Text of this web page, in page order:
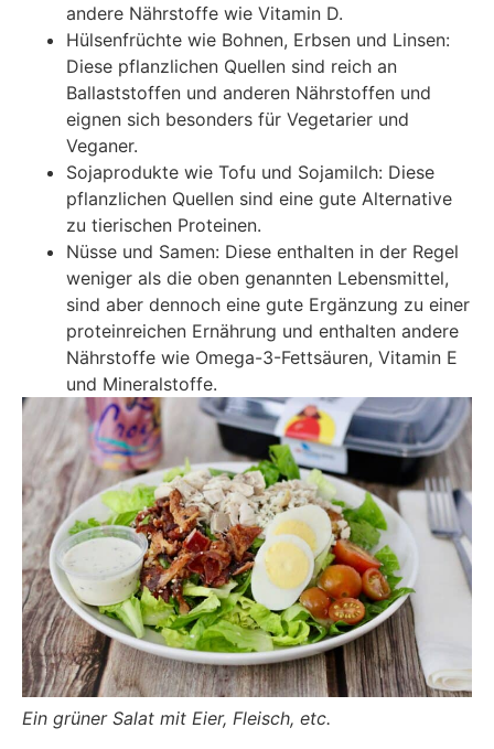
andere Nährstoffe wie Vitamin D.
Hülsenfrüchte wie Bohnen, Erbsen und Linsen:
Diese pflanzlichen Quellen sind reich an
Ballaststoffen und anderen Nährstoffen und
eignen sich besonders für Vegetarier und
Veganer.
Sojaprodukte wie Tofu und Sojamilch: Diese
pflanzlichen Quellen sind eine gute Alternative
zu tierischen Proteinen.
Nüsse und Samen: Diese enthalten in der Regel
weniger als die oben genannten Lebensmittel,
sind aber dennoch eine gute Ergänzung zu einer
proteinreichen Ernährung und enthalten andere
Nährstoffe wie Omega-3-Fettsäuren, Vitamin E
und Mineralstoffe.
Ein grüner Salat mit Eier, Fleisch, etc.